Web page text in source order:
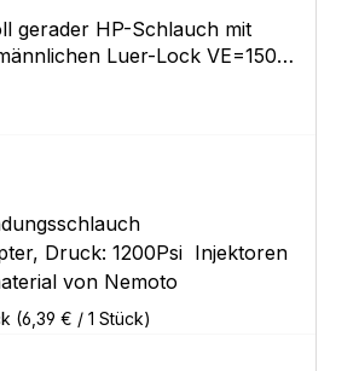
gerader HP-Schlauch mit
Luer-Lock VE=150
Druck: 1200Psi Injektoren
von Nemoto
(6,39 € / 1 Stück)